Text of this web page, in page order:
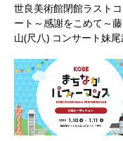
世良美術館閉館ラスト
ート～感謝をこめて～
山(尺八) コンサート妹